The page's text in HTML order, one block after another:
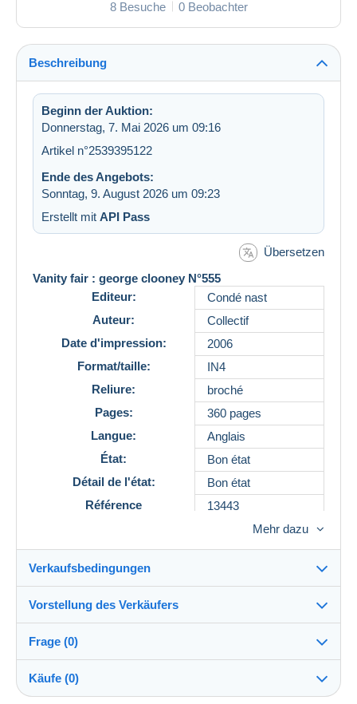
8 Besuche 0 Beobachter
Beschreibung
Beginn der Auktion:
Donnerstag, 7. Mai 2026 um 09:16
Artikel n°2539395122
Ende des Angebots:
Sonntag, 9. August 2026 um 09:23
Erstellt mit API Pass
Übersetzen
Vanity fair : george clooney N°555
Editeur:
Condé nast
Auteur:
Collectif
Date d'impression:
2006
Format/taille:
IN4
Reliure:
broché
Pages:
360 pages
Langue:
Anglais
État:
Bon état
Détail de l'état:
Bon état
Référence
13443
Mehr dazu
Verkaufsbedingungen
Verkaufsbedingungen im Detail
Versand nach Zahlung innerhalb von 14 Tagen
Vorstellung des Verkäufers
MaisonVallonLibrairie100%(28x)
PRO
Shop
Frage (0)
Käufe (0)